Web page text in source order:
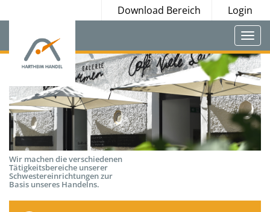
Download Bereich Login
Wir machen die verschiedenen
Tätigkeitsbereiche unserer
Schwestereinrichtungen zur
Basis unseres Handelns.